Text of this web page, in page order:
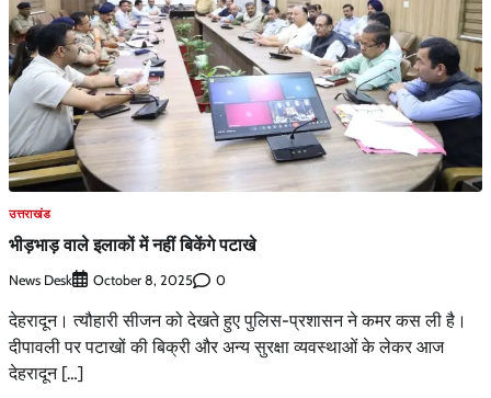
उत्तराखंड
भीड़भाड़ वाले इलाकों में नहीं बिकेंगे पटाखे
News Desk October 8, 2025 0
देहरादून। त्यौहारी सीजन को देखते हुए पुलिस-प्रशासन ने कमर कस ली है।
दीपावली पर पटाखों की बिक्री और अन्य सुरक्षा व्यवस्थाओं के लेकर आज
देहरादून […]